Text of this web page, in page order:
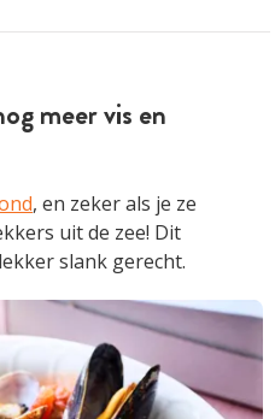
meer vis en
, en zeker als je ze
uit de zee! Dit
slank gerecht.